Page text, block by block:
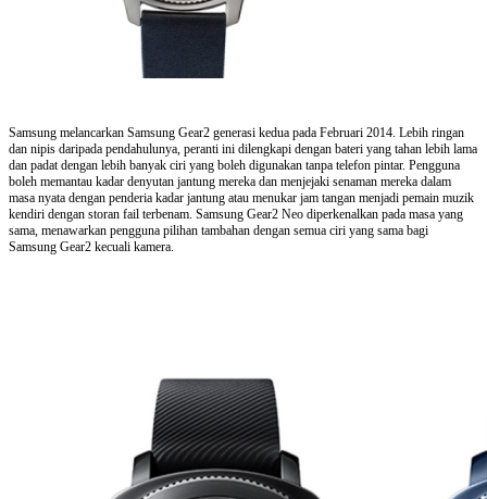
Samsung melancarkan Samsung Gear2 generasi kedua pada Februari 2014. Lebih ringan
dan nipis daripada pendahulunya, peranti ini dilengkapi dengan bateri yang tahan lebih lama
dan padat dengan lebih banyak ciri yang boleh digunakan tanpa telefon pintar. Pengguna
boleh memantau kadar denyutan jantung mereka dan menjejaki senaman mereka dalam
masa nyata dengan penderia kadar jantung atau menukar jam tangan menjadi pemain muzik
kendiri dengan storan fail terbenam. Samsung Gear2 Neo diperkenalkan pada masa yang
sama, menawarkan pengguna pilihan tambahan dengan semua ciri yang sama bagi
Samsung Gear2 kecuali kamera.